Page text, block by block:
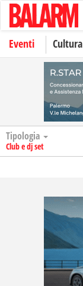
Eventi Cultura
Tipologia
Club e dj set